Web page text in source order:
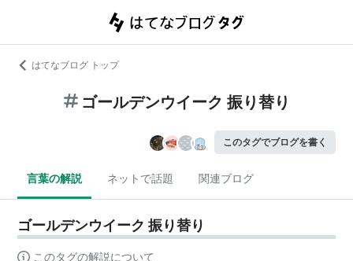
はてなブログ トップ
ゴールデンウイーク 振り替り
このタグでブログを書く
言葉の解説 ネットで話題 関連ブログ
ゴールデンウイーク 振り替り
このタグの解説について